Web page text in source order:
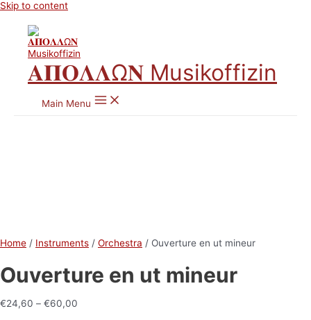
Skip to content
𝚨𝚷𝚶𝚲𝚲Ω𝚴 Musikoffizin
Main Menu
Home / Instruments / Orchestra / Ouverture en ut mineur
Ouverture en ut mineur
€24,60 – €60,00